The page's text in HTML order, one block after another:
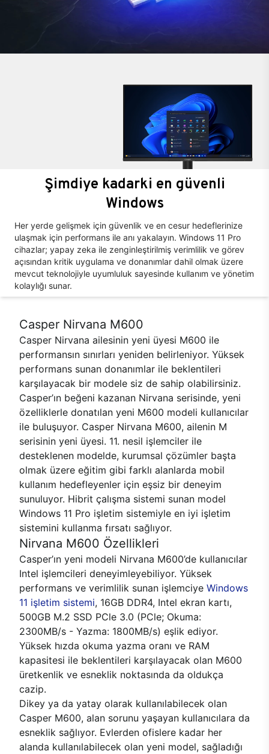
Şimdiye kadarki en güvenli
Windows
Her yerde gelişmek için güvenlik ve en cesur hedeflerinize
ulaşmak için performans ile anı yakalayın. Windows 11 Pro
cihazlar; yapay zeka ile zenginleştirilmiş verimlilik ve görev
açısından kritik uygulama ve donanımlar dahil olmak üzere
mevcut teknolojiyle uyumluluk sayesinde kullanım ve yönetim
kolaylığı sunar.
Casper Nirvana M600
Casper Nirvana ailesinin yeni üyesi M600 ile
performansın sınırları yeniden belirleniyor. Yüksek
performans sunan donanımlar ile beklentileri
karşılayacak bir modele siz de sahip olabilirsiniz.
Casper’ın beğeni kazanan Nirvana serisinde, yeni
özelliklerle donatılan yeni M600 modeli kullanıcılar
ile buluşuyor. Casper Nirvana M600, ailenin M
serisinin yeni üyesi. 11. nesil işlemciler ile
desteklenen modelde, kurumsal çözümler başta
olmak üzere eğitim gibi farklı alanlarda mobil
kullanım hedefleyenler için eşsiz bir deneyim
sunuluyor. Hibrit çalışma sistemi sunan model
Windows 11 Pro işletim sistemiyle en iyi işletim
sistemini kullanma fırsatı sağlıyor.
Nirvana M600 Özellikleri
Casper’ın yeni modeli Nirvana M600’de kullanıcılar
Intel işlemcileri deneyimleyebiliyor. Yüksek
performans ve verimlilik sunan işlemciye Windows
11 işletim sistemi, 16GB DDR4, Intel ekran kartı,
500GB M.2 SSD PCle 3.0 (PCle; Okuma:
2300MB/s - Yazma: 1800MB/s) eşlik ediyor.
Yüksek hızda okuma yazma oranı ve RAM
kapasitesi ile beklentileri karşılayacak olan M600
üretkenlik ve esneklik noktasında da oldukça
cazip.
Dikey ya da yatay olarak kullanılabilecek olan
Casper M600, alan sorunu yaşayan kullanıcılara da
esneklik sağlıyor. Evlerden ofislere kadar her
alanda kullanılabilecek olan yeni model, sağladığı